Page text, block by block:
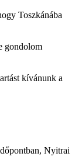
Toszkánába
gondolom
kívánunk a
Nyitrai